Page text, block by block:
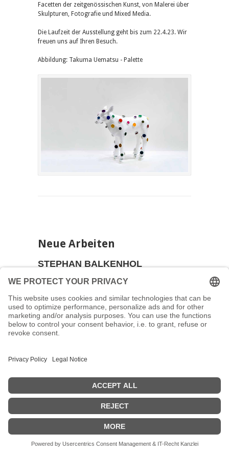
Facetten der zeitgenössischen Kunst, von Malerei über
Skulpturen, Fotografie und Mixed Media.
Die Laufzeit der Ausstellung geht bis zum 22.4.23. Wir
freuen uns auf Ihren Besuch.
Abbildung: Takuma Uematsu - Palette
Neue Arbeiten
STEPHAN BALKENHOL
2022-12-11 to 2023-02-11
Wir freuen uns auf eine neue Einzelausstellung mit
eigens dafür geschaffenen Unikat Holzarbeiten von
Stephan Balkenhol, die ab dem 11.12. in der Kaiserstr.
67 zu sehen sein wird. Eröffnung ist an diesem Tag
Einzelpräsentationen und auf Messen
Stephan Balkenhol (geb. 1957) gilt als wegweisend in